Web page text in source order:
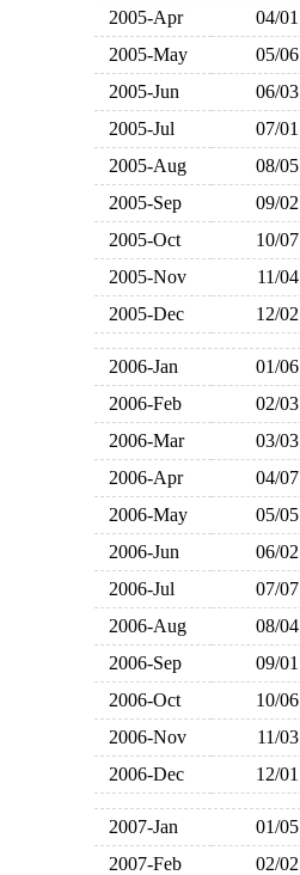
2005-Apr
04/01
2005-May
05/06
2005-Jun
06/03
2005-Jul
07/01
2005-Aug
08/05
2005-Sep
09/02
2005-Oct
10/07
2005-Nov
11/04
2005-Dec
12/02
2006-Jan 01/06
2006-Feb
02/03
2006-Mar
03/03
2006-Apr
04/07
2006-May
05/05
2006-Jun
06/02
2006-Jul
07/07
2006-Aug
08/04
2006-Sep
09/01
2006-Oct
10/06
2006-Nov
11/03
2006-Dec
12/01
2007-Jan 01/05
2007-Feb
02/02